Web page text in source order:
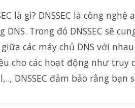
là gì? DNSSEC là công
DNS. Trong đó DNSSEC sẽ
các máy chủ DNS với
cho các hoạt động như truy
DNSSEC đảm bảo rằng